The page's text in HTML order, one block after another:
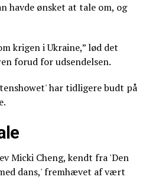
havde ønsket at tale om, og
krigen i Ukraine,” lød det
forud for udsendelsen.
har tidligere budt på
Micki Cheng, kendt fra 'Den
dans,' fremhævet af vært